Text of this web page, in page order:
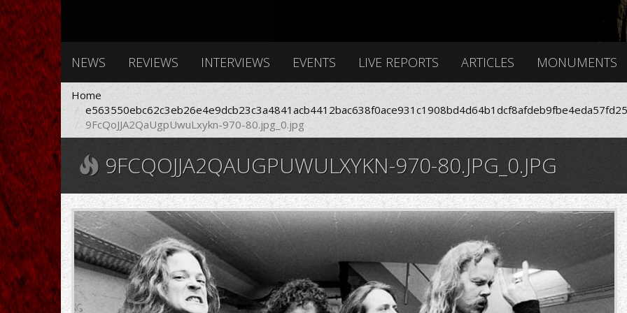
NEWS REVIEWS INTERVIEWS EVENTS LIVE REPORTS ARTICLES MONUMENTS
Home
9FcQoJJA2QaUgpUwuLxykn-970-80.jpg_0.jpg
9FCQOJJA2QAUGPUWULXYKN-970-80.JPG_0.JPG